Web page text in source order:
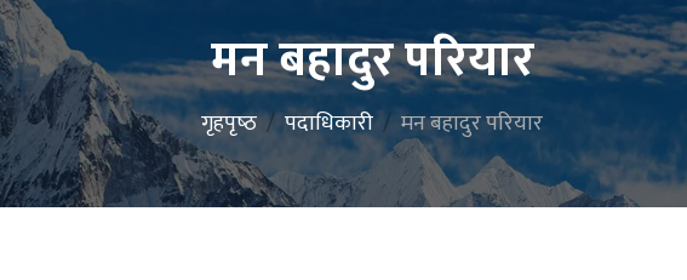
मन बहादुर परियार
गृहपृष्‍ठ पदाधिकारी मन बहादुर परियार